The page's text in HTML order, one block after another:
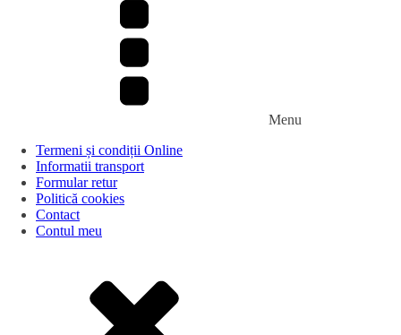
Menu
Termeni și condiții Online
Informatii transport
Formular retur
Politică cookies
Contact
Contul meu